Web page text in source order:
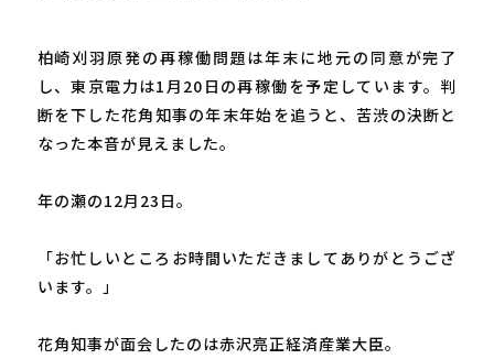
柏崎刈羽原発の再稼働問題は年末に地元の同意が完了
し、東京電力は1月20日の再稼働を予定しています。判
断を下した花角知事の年末年始を追うと、苦渋の決断と
なった本音が見えました。
年の瀬の12月23日。
「お忙しいところお時間いただきましてありがとうござ
います。」
花角知事が面会したのは赤沢亮正経済産業大臣。